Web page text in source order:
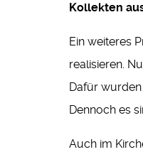
Kollekten
Ein weiteres
realisieren.
Dafür
Dennoch es
Auch im